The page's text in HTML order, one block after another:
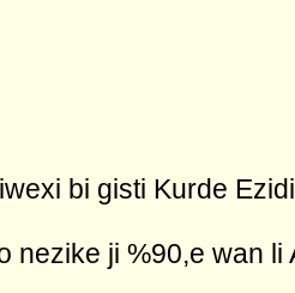
bi gisti Kurde
nezike ji %90,e wan li